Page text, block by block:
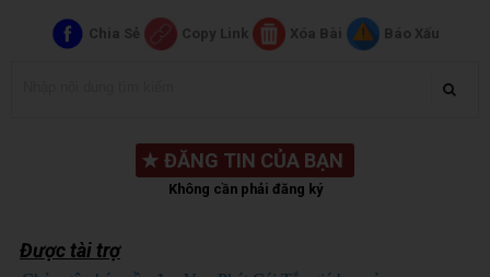
Chia Sẻ Copy Link Xóa Bài Báo Xấu
★ ĐĂNG TIN CỦA BẠN
Không cần phải đăng ký
Được tài trợ